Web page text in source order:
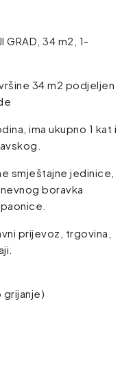
GRAD, 34 m2, 1-
34 m2 podjeljen
ima ukupno 1 kat i
smještajne jedinice,
boravka
prijevoz, trgovina,
grijanje)